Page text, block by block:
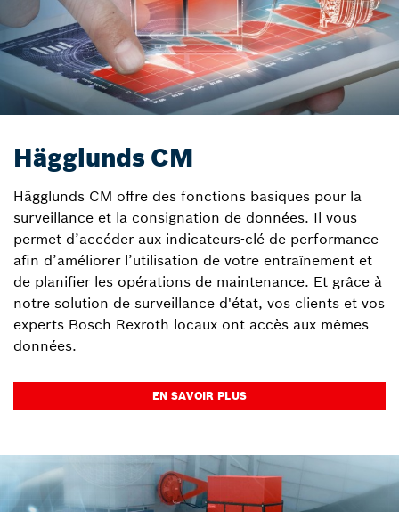
Hägglunds CM
Hägglunds CM offre des fonctions basiques pour la
surveillance et la consignation de données. Il vous
permet d’accéder aux indicateurs-clé de performance
afin d’améliorer l’utilisation de votre entraînement et
de planifier les opérations de maintenance. Et grâce à
notre solution de surveillance d'état, vos clients et vos
experts Bosch Rexroth locaux ont accès aux mêmes
données.
EN SAVOIR PLUS